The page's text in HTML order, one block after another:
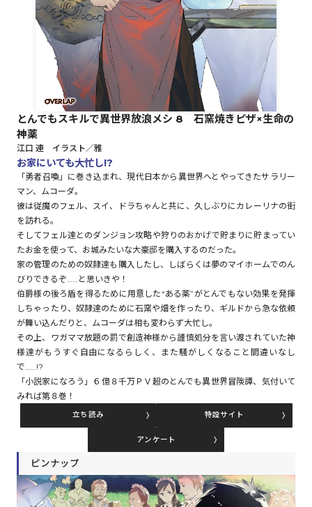
ロサージュノベルス
コミックガルド
リキューレ
コミックエッセイ
とんでもスキルで異世界放浪メシ 8 石窯焼きピザ×生命の
神薬
江口 連 イラスト／雅
お家にいても大忙し!?
「勇者召喚」に巻き込まれ、現代日本から異世界へとやってきたサラリー
マン、ムコーダ。
彼は従魔のフェル、スイ、ドラちゃんと共に、久しぶりにカレーリナの街
を訪れる。
そしてフェル達とのダンジョン攻略や狩りのおかげで貯まりに貯まってい
たお金を使って、お城みたいな大豪邸を購入するのだった。
家の管理のための奴隷達も購入したし、しばらくは夢のマイホームでのん
びりできるぞ……と思いきや！
伯爵様の後ろ盾を得るために用意した“ある薬”がとんでもない効果を発揮
しちゃったり、奴隷達のために石窯や畑を作ったり、ギルドから急な依頼
が舞い込んだりと、ムコーダは相も変わらず大忙し。
その上、ワガママ放題の罰で創造神様から謹慎処分を言い渡されていた神
様達がもうすぐ自由になるらしく、また騒がしくなること間違いなし
で……!?
「小説家になろう」６億８千万ＰＶ超のとんでも異世界冒険譚、気付いて
みれば第８巻！
立ち読み 特設サイト
アンケート
ピンナップ